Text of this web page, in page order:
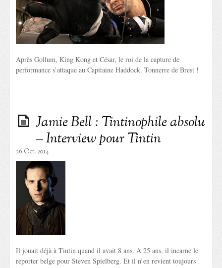
Après Gollum, King Kong et César, le roi de la capture de
performance s’attaque au Capitaine Haddock. Tonnerre de Brest !
Jamie Bell : Tintinophile absolu
– Interview pour Tintin
26 Oct. 2014
Il jouait déjà à Tintin quand il avait 8 ans. A 25 ans, il incarne le
reporter belge pour Steven Spielberg. Et il n’en revient toujours